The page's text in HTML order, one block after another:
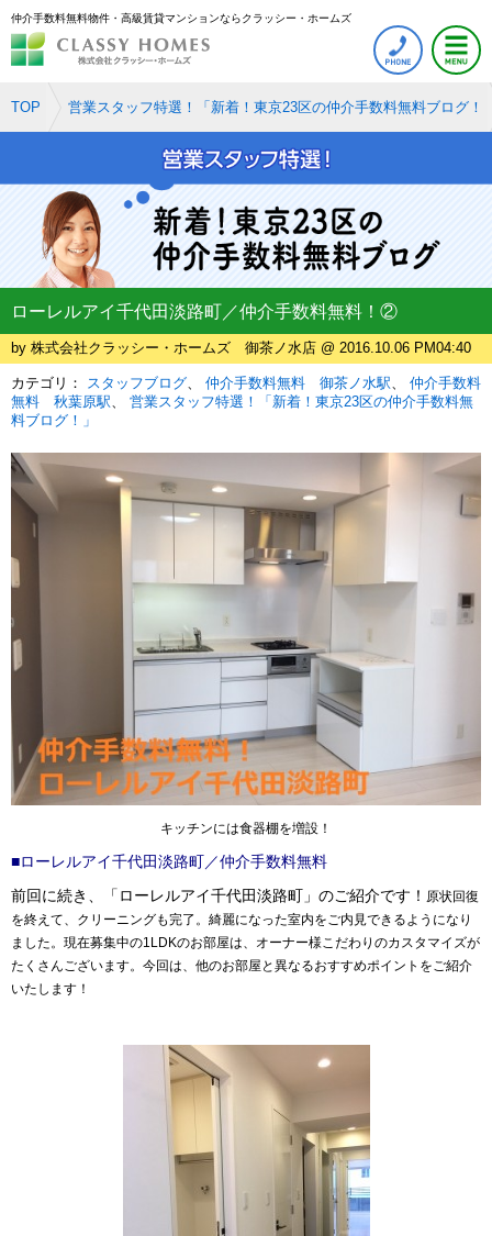
仲介手数料無料物件・高級賃貸マンションならクラッシー・ホームズ
TOP 営業スタッフ特選！「新着！東京23区の仲介手数料無料ブログ！
ローレルアイ千代田淡路町／仲介手数料無料！②
by 株式会社クラッシー・ホームズ 御茶ノ水店 @ 2016.10.06 PM04:40
カテゴリ： スタッフブログ 仲介手数料無料 御茶ノ水駅
仲介手数料
無料 秋葉原駅
営業スタッフ特選！「新着！東京23区の仲介手数料無
料ブログ！」
キッチンには食器棚を増設！
■ローレルアイ千代田淡路町／仲介手数料無料
前回に続き、「ローレルアイ千代田淡路町」のご紹介です！ 原状回復
を終えて、クリーニングも完了。綺麗になった室内をご内見できるようになり
ました。現在募集中の1LDKのお部屋は、オーナー様こだわりのカスタマイズが
たくさんございます。今回は、他のお部屋と異なるおすすめポイント をご紹介
いたします！